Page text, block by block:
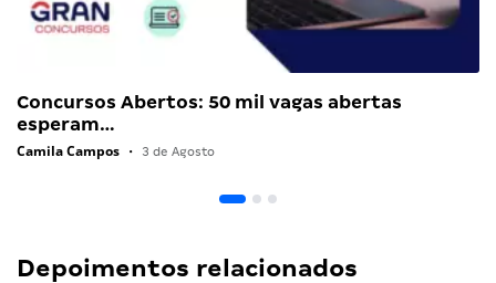
Concursos Abertos: 50 mil vagas abertas
esperam…
Camila Campos • 3 de Agosto
Depoimentos relacionados